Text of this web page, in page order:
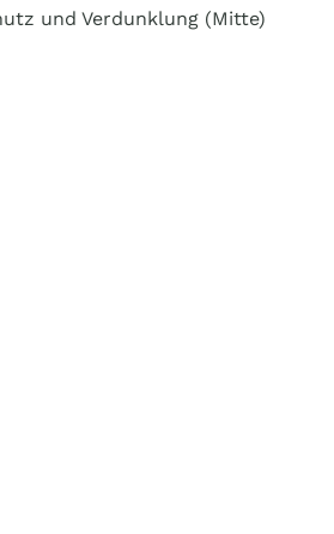
und Verdunklung (Mitte)